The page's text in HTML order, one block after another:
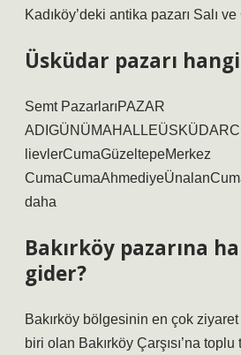
Kadıköy’deki antika pazarı Salı
Üsküdar pazarı
Semt PazarlarıPAZAR
lievlerCumaGüzeltepeMerkez
daha
Bakırköy pazarına
gider?
Bakırköy bölgesinin en çok
biri olan Bakırköy Çarşısı’na toplu